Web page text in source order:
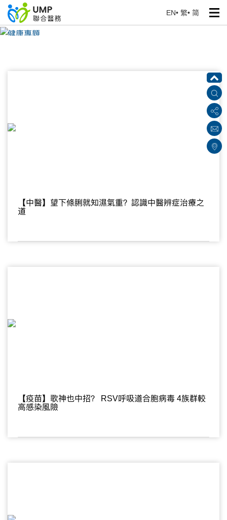
EN• 繁• 简
健康專題
【中醫】望下條脷就知濕氣重？認識中醫辨症治療之
道
【疫苗】歌神也中招？ RSV呼吸道合胞病毒 4族群較
高感染風險